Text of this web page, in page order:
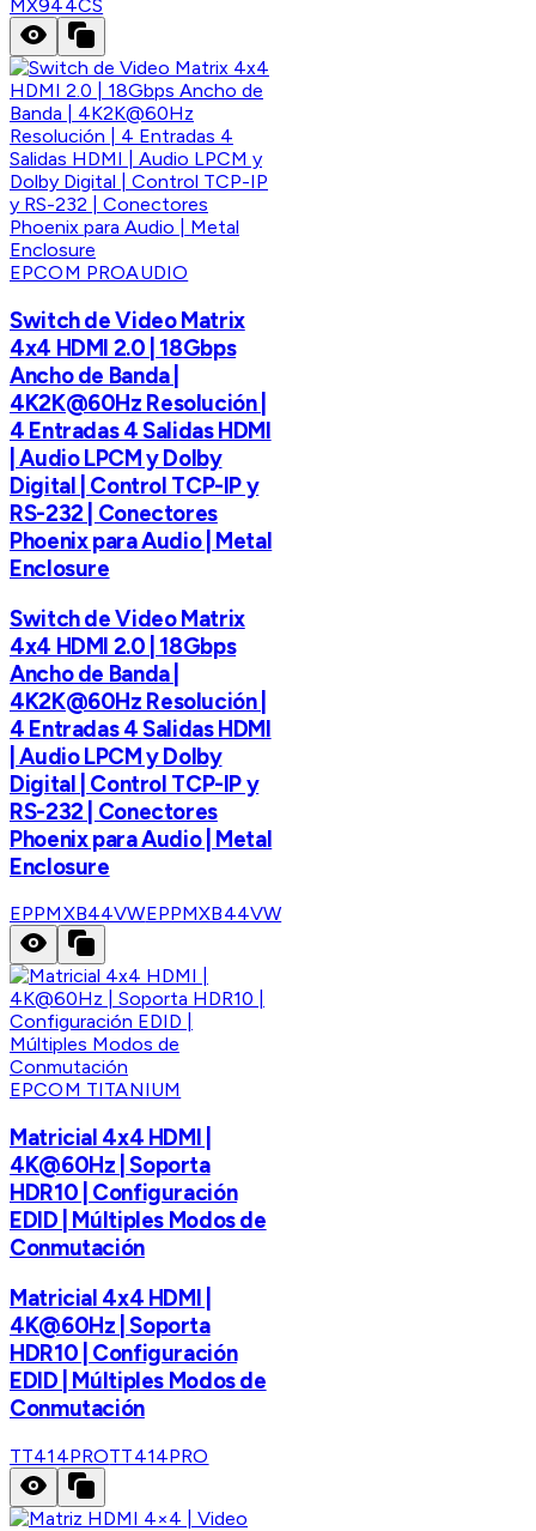
MX944CS
EPCOM PROAUDIO
Switch de Video Matrix
4x4 HDMI 2.0 | 18Gbps
Ancho de Banda |
4K2K@60Hz Resolución |
4 Entradas 4 Salidas HDMI
| Audio LPCM y Dolby
Digital | Control TCP-IP y
RS-232 | Conectores
Phoenix para Audio | Metal
Enclosure
Switch de Video Matrix
4x4 HDMI 2.0 | 18Gbps
Ancho de Banda |
4K2K@60Hz Resolución |
4 Entradas 4 Salidas HDMI
| Audio LPCM y Dolby
Digital | Control TCP-IP y
RS-232 | Conectores
Phoenix para Audio | Metal
Enclosure
EPPMXB44VWEPPMXB44VW
EPCOM TITANIUM
Matricial 4x4 HDMI |
4K@60Hz | Soporta
HDR10 | Configuración
EDID | Múltiples Modos de
Conmutación
Matricial 4x4 HDMI |
4K@60Hz | Soporta
HDR10 | Configuración
EDID | Múltiples Modos de
Conmutación
TT414PROTT414PRO